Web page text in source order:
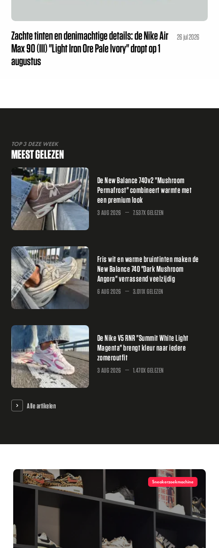
Zachte tinten en denimachtige details: de Nike Air
Max 90 (III) "Light Iron Ore Pale Ivory" dropt op 1
augustus
26 jul 2026
TOP 3 DEZE WEEK
MEEST GELEZEN
De New Balance 740v2 "Mushroom
Permafrost" combineert warmte met
een premium look
3 AUG 2026 7.537X GELEZEN
Fris wit en warme bruintinten maken de
New Balance 740 "Dark Mushroom
Angora" verrassend veelzijdig
6 AUG 2026 3.011X GELEZEN
De Nike V5 RNR "Summit White Light
Magenta" brengt kleur naar iedere
zomeroutfit
3 AUG 2026 1.470X GELEZEN
Alle artikelen
Sneakerzoekmachine